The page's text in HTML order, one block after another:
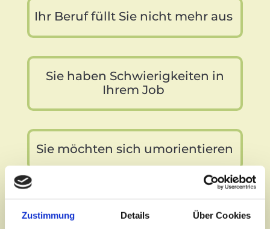
Zustimmung Details Über Cookies
Ihr Beruf füllt Sie nicht mehr aus
Sie haben Schwierigkeiten in
Ihrem Job
Sie möchten sich umorientieren
Ich höre Ihnen zu